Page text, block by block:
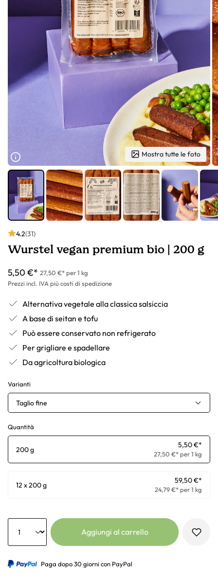
Mostra tutte le foto
4.2(31)
Wurstel vegan premium bio | 200 g
5,50 €* 27,50 €* per 1 kg
Prezzi incl. IVA più costi di spedizione
Alternativa vegetale alla classica salsiccia
A base di seitan e tofu
Può essere conservato non refrigerato
Per grigliare e spadellare
Da agricoltura biologica
Varianti
Taglio fine
Quantità
200 g
5,50 €*
27,50 €* per 1 kg
12 x 200 g
59,50 €*
24,79 €* per 1 kg
Anzahl
Aggiungi al carrello
Paga dopo 30 giorni con PayPal